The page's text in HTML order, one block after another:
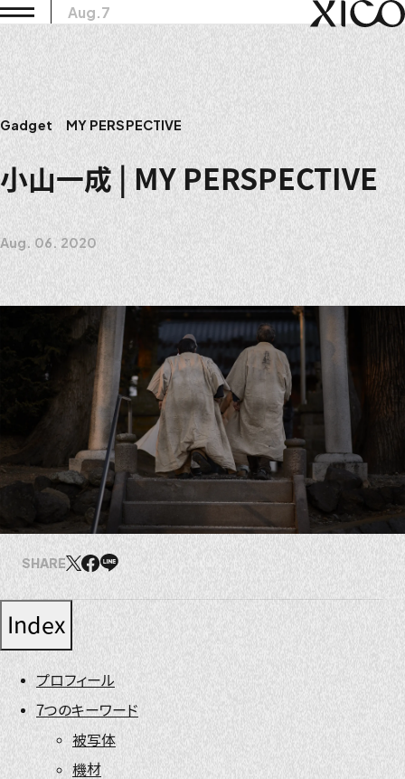
Aug.7
Gadget MY PERSPECTIVE
小山一成 | MY PERSPECTIVE
Aug. 06. 2020
SHARE
Index
プロフィール
7つのキーワード
被写体
機材